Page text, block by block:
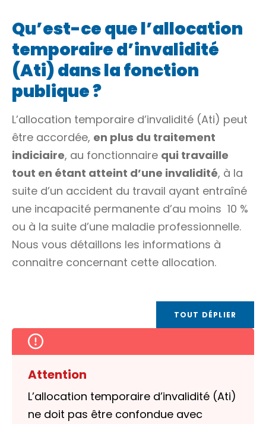
Qu’est-ce que l’allocation
temporaire d’invalidité
(Ati) dans la fonction
publique ?
L’allocation temporaire d’invalidité (Ati) peut
être accordée, en plus du traitement
indiciaire, au fonctionnaire qui travaille
tout en étant atteint d’une invalidité, à la
suite d’un accident du travail ayant entraîné
une incapacité permanente d’au moins 10 %
ou à la suite d’une maladie professionnelle.
Nous vous détaillons les informations à
connaitre concernant cette allocation.
TOUT DÉPLIER
Attention
L’allocation temporaire d’invalidité (Ati)
ne doit pas être confondue avec